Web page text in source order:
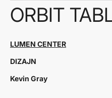
ORBIT
LUMEN CENTER
DIZAJN
Kevin Gray